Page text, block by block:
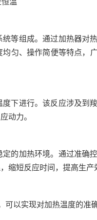
等组成。通过加热器对
匀、操作简便等特点，
下进行。该反应涉及到
动力。
的加热环境。通过准确
缩短反应时间，提高生产
以实现对加热温度的准